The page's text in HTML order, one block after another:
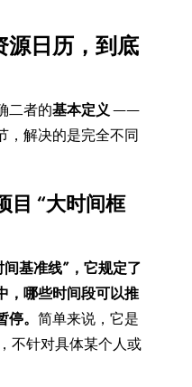
源日历，到底
二者的基本定义 ——
，解决的是完全不同
目 “大时间框
基准线”，它规定了
，哪些时间段可以推
。 简单来说，它是
不针对具体某个人或